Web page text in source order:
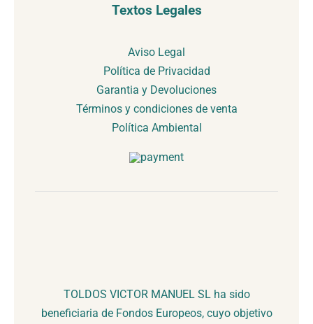
Textos Legales
Aviso Legal
Política de Privacidad
Garantia y Devoluciones
Términos y condiciones de venta
Política Ambiental
TOLDOS VICTOR MANUEL SL ha sido
beneficiaria de Fondos Europeos, cuyo objetivo